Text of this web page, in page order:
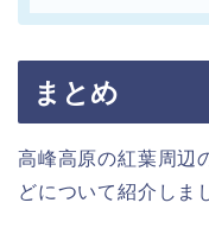
まとめ
高峰高原の紅葉周辺
どについて紹介しま